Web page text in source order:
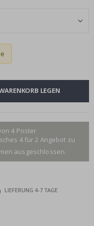
LEGEN
4 Poster
4 für 2 Angebot zu
ausgeschlossen.
LIEFERUNG 4-7 TAGE